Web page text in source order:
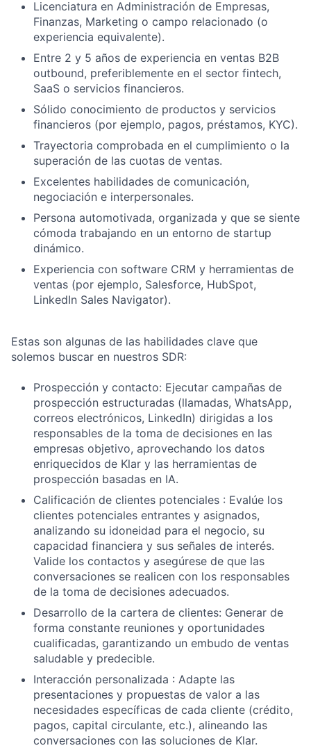
Licenciatura en Administración de Empresas,
Finanzas, Marketing o campo relacionado (o
experiencia equivalente).
Entre 2 y 5 años de experiencia en ventas B2B
outbound, preferiblemente en el sector fintech,
SaaS o servicios financieros.
Sólido conocimiento de productos y servicios
financieros (por ejemplo, pagos, préstamos, KYC).
Trayectoria comprobada en el cumplimiento o la
superación de las cuotas de ventas.
Excelentes habilidades de comunicación,
negociación e interpersonales.
Persona automotivada, organizada y que se siente
cómoda trabajando en un entorno de startup
dinámico.
Experiencia con software CRM y herramientas de
ventas (por ejemplo, Salesforce, HubSpot,
LinkedIn Sales Navigator).
Estas son algunas de las habilidades clave que
solemos buscar en nuestros SDR:
Prospección y contacto: Ejecutar campañas de
prospección estructuradas (llamadas, WhatsApp,
correos electrónicos, LinkedIn) dirigidas a los
responsables de la toma de decisiones en las
empresas objetivo, aprovechando los datos
enriquecidos de Klar y las herramientas de
prospección basadas en IA.
Calificación de clientes potenciales : Evalúe los
clientes potenciales entrantes y asignados,
analizando su idoneidad para el negocio, su
capacidad financiera y sus señales de interés.
Valide los contactos y asegúrese de que las
conversaciones se realicen con los responsables
de la toma de decisiones adecuados.
Desarrollo de la cartera de clientes: Generar de
forma constante reuniones y oportunidades
cualificadas, garantizando un embudo de ventas
saludable y predecible.
Interacción personalizada : Adapte las
presentaciones y propuestas de valor a las
necesidades específicas de cada cliente (crédito,
pagos, capital circulante, etc.), alineando las
conversaciones con las soluciones de Klar.